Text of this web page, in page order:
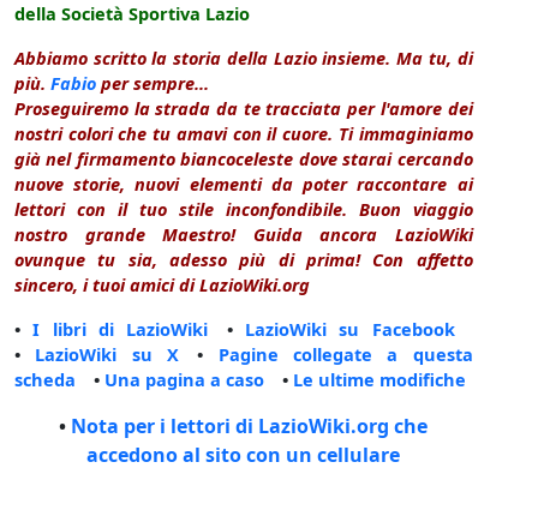
della Società Sportiva Lazio
Abbiamo scritto la storia della Lazio insieme. Ma tu, di
più. Fabio per sempre...
Proseguiremo la strada da te tracciata per l'amore dei
nostri colori che tu amavi con il cuore. Ti immaginiamo
già nel firmamento biancoceleste dove starai cercando
nuove storie, nuovi elementi da poter raccontare ai
lettori con il tuo stile inconfondibile. Buon viaggio
nostro grande Maestro! Guida ancora LazioWiki
ovunque tu sia, adesso più di prima! Con affetto
sincero, i tuoi amici di LazioWiki.org
•I libri di LazioWiki • LazioWiki su Facebook
• LazioWiki su X • Pagine collegate a questa
scheda • Una pagina a caso • Le ultime modifiche
• Nota per i lettori di LazioWiki.org che
accedono al sito con un cellulare